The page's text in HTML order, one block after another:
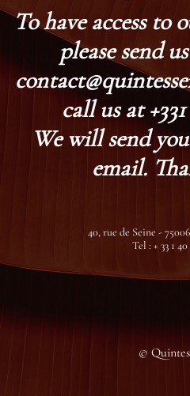
To have access to
please send
call us at
We will send
email.
40, rue de Seine -
Tel : + 33 1 40
©